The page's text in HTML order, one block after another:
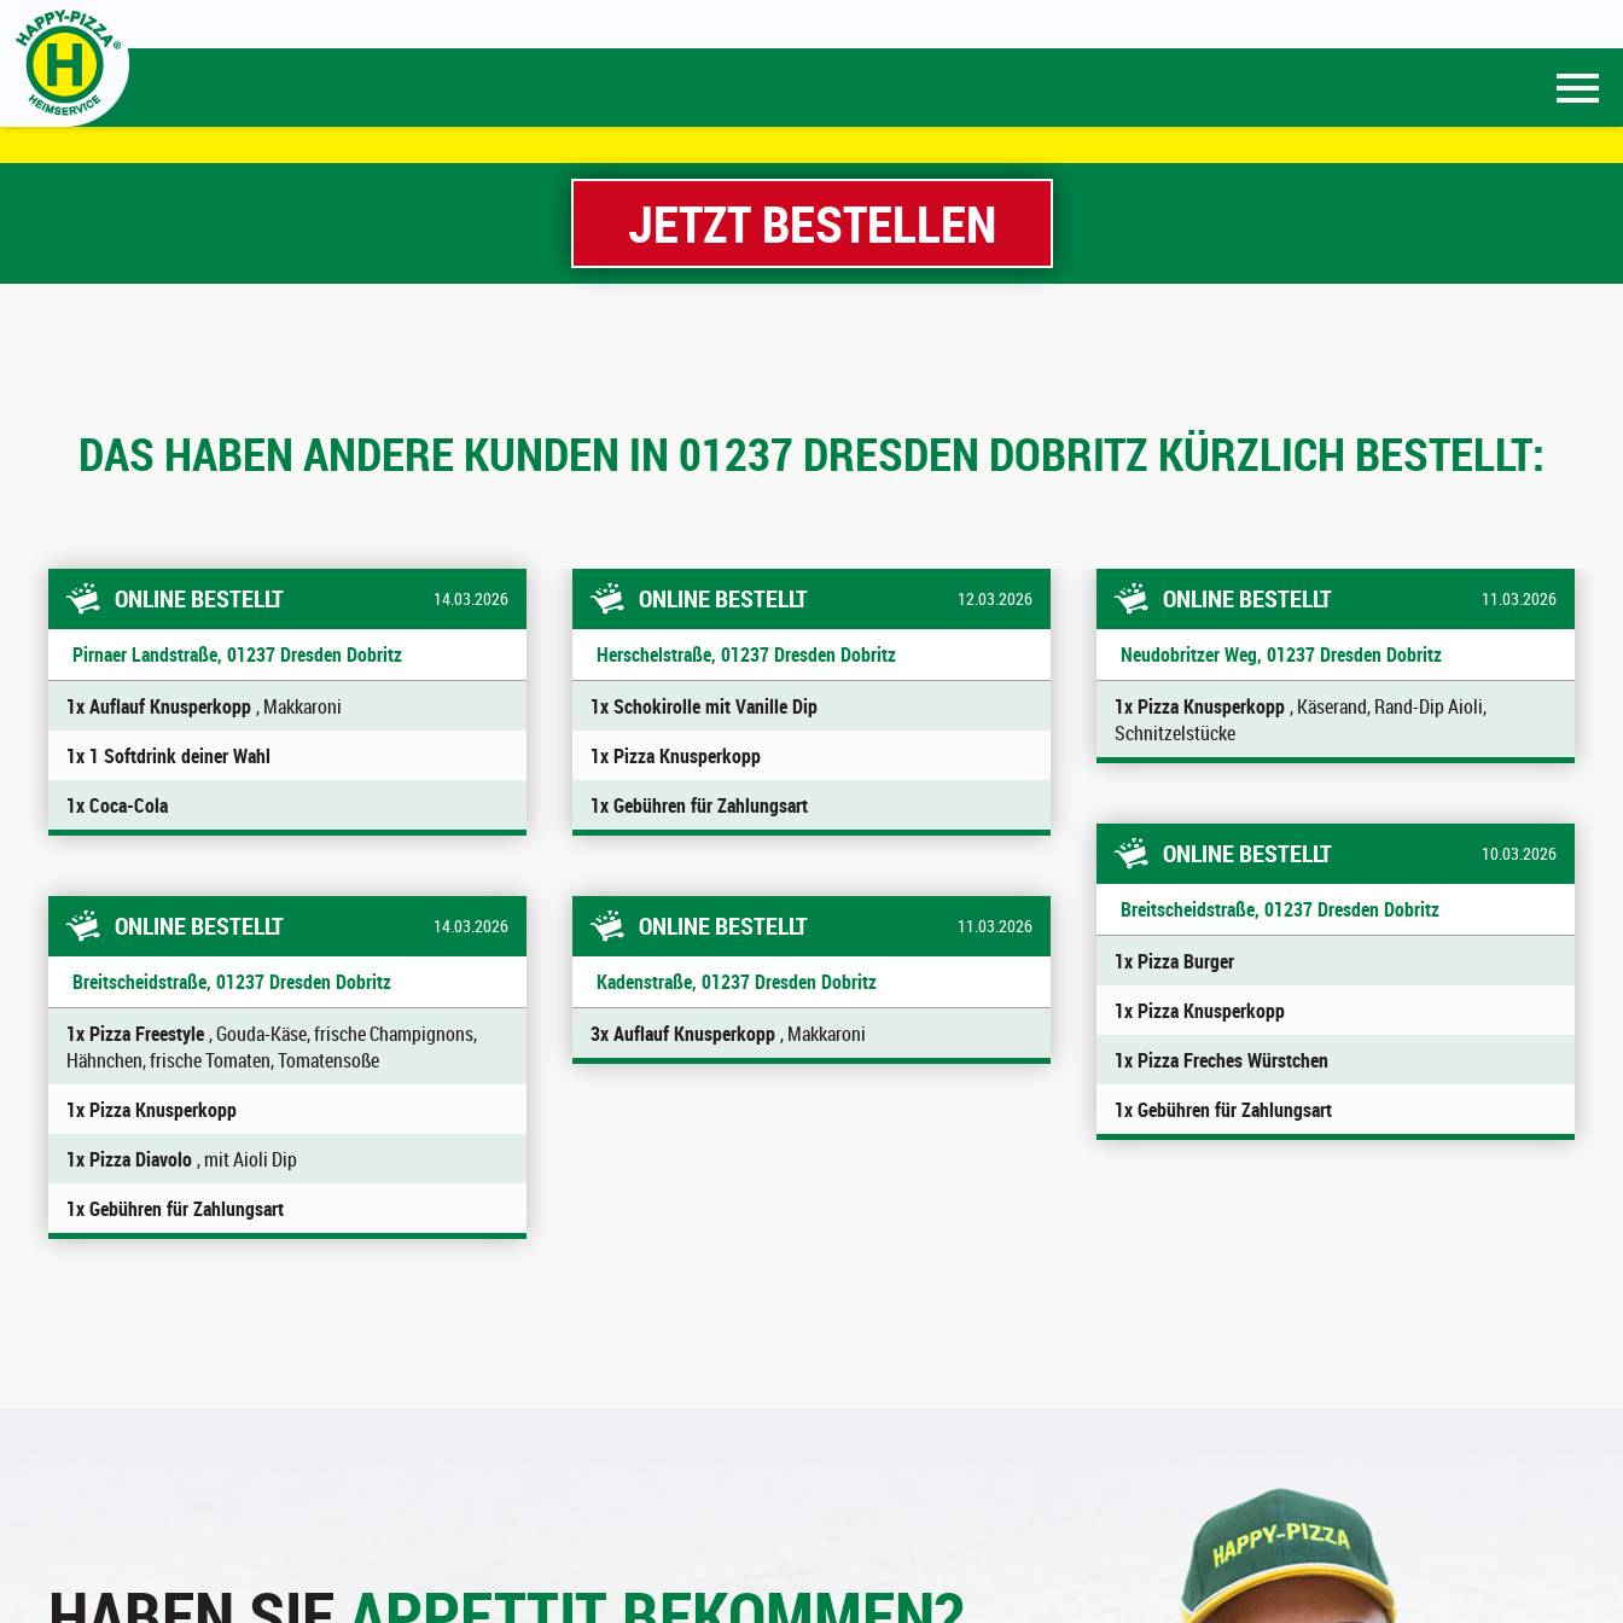
JETZT BESTELLEN
DAS HABEN ANDERE KUNDEN IN 01237 DRESDEN DOBRITZ KÜRZLICH BESTELLT:
ONLINE BESTELLT 14.03.2026
Pirnaer Landstraße, 01237 Dresden Dobritz
1x Auflauf Knusperkopp, Makkaroni
1x 1 Softdrink deiner Wahl
1x Coca-Cola
ONLINE BESTELLT 14.03.2026
Breitscheidstraße, 01237 Dresden Dobritz
1x Pizza Freestyle, Gouda-Käse, frische Champignons,
Hähnchen, frische Tomaten, Tomatensoße
1x Pizza Knusperkopp
1x Pizza Diavolo, mit Aioli Dip
1x Gebühren für Zahlungsart
ONLINE BESTELLT 12.03.2026
Herschelstraße, 01237 Dresden Dobritz
1x Schokirolle mit Vanille Dip
1x Pizza Knusperkopp
1x Gebühren für Zahlungsart
ONLINE BESTELLT 11.03.2026
Kadenstraße, 01237 Dresden Dobritz
3x Auflauf Knusperkopp, Makkaroni
ONLINE BESTELLT 11.03.2026
Neudobritzer Weg, 01237 Dresden Dobritz
1x Pizza Knusperkopp, Käserand, Rand-Dip Aioli,
Schnitzelstücke
ONLINE BESTELLT 10.03.2026
Breitscheidstraße, 01237 Dresden Dobritz
1x Pizza Burger
1x Pizza Knusperkopp
1x Pizza Freches Würstchen
1x Gebühren für Zahlungsart